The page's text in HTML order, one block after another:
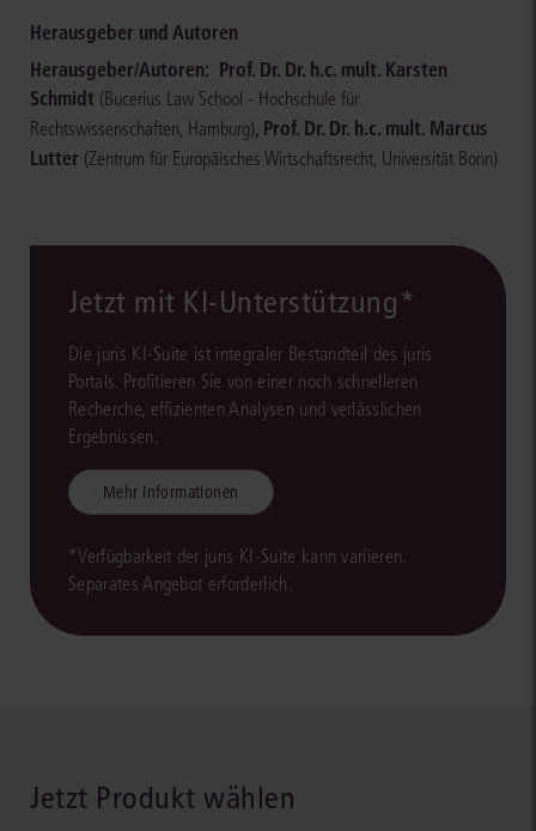
Herausgeber und Autoren
Herausgeber/Autoren: Prof. Dr. Dr. h.c. mult. Karsten
Schmidt (Bucerius Law School - Hochschule für
Rechtswissenschaften, Hamburg), Prof. Dr. Dr. h.c. mult. Marcus
Lutter (Zentrum für Europäisches Wirtschaftsrecht, Universität Bonn)
Jetzt mit KI-Unterstützung*
Die juris KI-Suite ist integraler Bestandteil des juris
Portals. Profitieren Sie von einer noch schnelleren
Recherche, effizienten Analysen und verlässlichen
Ergebnissen.
Mehr Informationen
*Verfügbarkeit der juris KI-Suite kann variieren.
Separates Angebot erforderlich.
Jetzt Produkt wählen